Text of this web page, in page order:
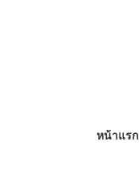
หน้าแรก